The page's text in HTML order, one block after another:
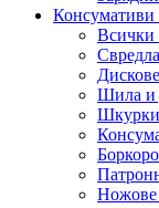
Консумативи
Всички
Свредла
Дискове
Шила и
Шкурки
Ножове